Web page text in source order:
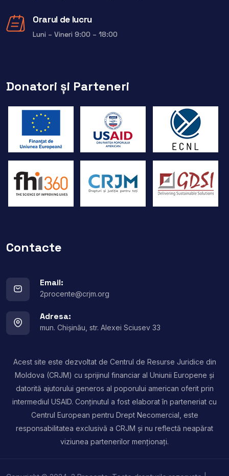
Orarul de lucru
Luni – Vineri 9:00 – 18:00
Donatori și Parteneri
Contacte
Email:
2procente@crjm.org
Adresa:
mun. Chișinău, str. Alexei Sciusev 33
Acest site este dezvoltat de Centrul de Resurse Juridice din
Moldova (CRJM) cu sprijinul financiar al Uniunii Europene și
datorită ajutorului generos al poporului american oferit prin
intermediul USAID. Conținutul a fost elaborat în parteneriat cu
Centrul European pentru Drept Necomercial, este
responsabilitatea exclusivă a CRJM și nu reflectă neapărat
viziunea partenerilor menționați.